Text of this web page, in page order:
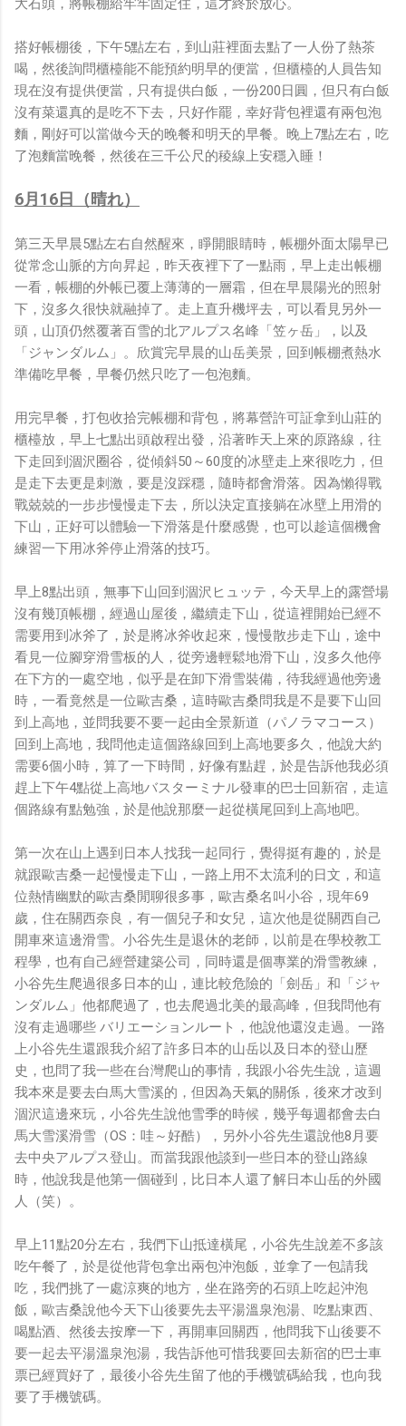
搭好帳棚後，下午5點左右，到山莊裡面去點了一人份了熱茶
喝，然後詢問櫃檯能不能預約明早的便當，但櫃檯的人員告知
現在沒有提供便當，只有提供白飯，一份200日圓，但只有白飯
沒有菜還真的是吃不下去，只好作罷，幸好背包裡還有兩包泡
麵，剛好可以當做今天的晚餐和明天的早餐。晚上7點左右，吃
了泡麵當晚餐，然後在三千公尺的稜線上安穩入睡！
6月16日（晴れ）
第三天早晨5點左右自然醒來，睜開眼睛時，帳棚外面太陽早已
從常念山脈的方向昇起，昨天夜裡下了一點雨，早上走出帳棚
一看，帳棚的外帳已覆上薄薄的一層霜，但在早晨陽光的照射
下，沒多久很快就融掉了。走上直升機坪去，可以看見另外一
頭，山頂仍然覆著百雪的北アルプス名峰「笠ヶ岳」，以及
「ジャンダルム」。欣賞完早晨的山岳美景，回到帳棚煮熱水
準備吃早餐，早餐仍然只吃了一包泡麵。
用完早餐，打包收拾完帳棚和背包，將幕營許可証拿到山莊的
櫃檯放，早上七點出頭啟程出發，沿著昨天上來的原路線，往
下走回到涸沢圈谷，從傾斜50～60度的冰壁走上來很吃力，但
是走下去更是刺激，要是沒踩穩，隨時都會滑落。因為懶得戰
戰兢兢的一步步慢慢走下去，所以決定直接躺在冰壁上用滑的
下山，正好可以體驗一下滑落是什麼感覺，也可以趁這個機會
練習一下用冰斧停止滑落的技巧。
早上8點出頭，無事下山回到涸沢ヒュッテ，今天早上的露營場
沒有幾頂帳棚，經過山屋後，繼續走下山，從這裡開始已經不
需要用到冰斧了，於是將冰斧收起來，慢慢散步走下山，途中
看見一位腳穿滑雪板的人，從旁邊輕鬆地滑下山，沒多久他停
在下方的一處空地，似乎是在卸下滑雪裝備，待我經過他旁邊
時，一看竟然是一位歐吉桑，這時歐吉桑問我是不是要下山回
到上高地，並問我要不要一起由全景新道（パノラマコース）
回到上高地，我問他走這個路線回到上高地要多久，他說大約
需要6個小時，算了一下時間，好像有點趕，於是告訴他我必須
趕上下午4點從上高地バスターミナル發車的巴士回新宿，走這
個路線有點勉強，於是他說那麼一起從橫尾回到上高地吧。
第一次在山上遇到日本人找我一起同行，覺得挺有趣的，於是
就跟歐吉桑一起慢慢走下山，一路上用不太流利的日文，和這
位熱情幽默的歐吉桑閒聊很多事，歐吉桑名叫小谷，現年69
歲，住在關西奈良，有一個兒子和女兒，這次他是從關西自己
開車來這邊滑雪。小谷先生是退休的老師，以前是在學校教工
程學，也有自己經營建築公司，同時還是個專業的滑雪教練，
小谷先生爬過很多日本的山，連比較危險的「劍岳」和「ジャ
ンダルム」他都爬過了，也去爬過北美的最高峰，但我問他有
沒有走過哪些 バリエーションルート，他說他還沒走過。一路
上小谷先生還跟我介紹了許多日本的山岳以及日本的登山歷
史，也問了我一些在台灣爬山的事情，我跟小谷先生說，這週
我本來是要去白馬大雪溪的，但因為天氣的關係，後來才改到
涸沢這邊來玩，小谷先生說他雪季的時候，幾乎每週都會去白
馬大雪溪滑雪（OS：哇～好酷），另外小谷先生還說他8月要
去中央アルプス登山。而當我跟他談到一些日本的登山路線
時，他說我是他第一個碰到，比日本人還了解日本山岳的外國
人（笑）。
早上11點20分左右，我們下山抵達橫尾，小谷先生說差不多該
吃午餐了，於是從他背包拿出兩包沖泡飯，並拿了一包請我
吃，我們挑了一處涼爽的地方，坐在路旁的石頭上吃起沖泡
飯，歐吉桑說他今天下山後要先去平湯溫泉泡湯、吃點東西、
喝點酒、然後去按摩一下，再開車回關西，他問我下山後要不
要一起去平湯溫泉泡湯，我告訴他可惜我要回去新宿的巴士車
票已經買好了，最後小谷先生留了他的手機號碼給我，也向我
要了手機號碼。